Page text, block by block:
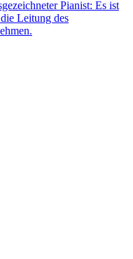
Pianist: Es ist
Leitung des